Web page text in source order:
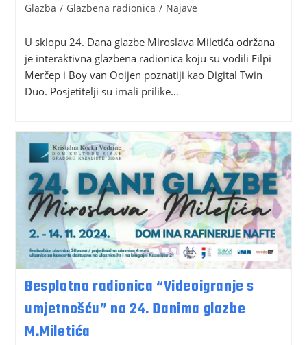
Glazba / Glazbena radionica / Najave
U sklopu 24. Dana glazbe Miroslava Miletića održana
je interaktivna glazbena radionica koju su vodili Filpi
Merčep i Boy van Ooijen poznatiji kao Digital Twin
Duo. Posjetitelji su imali prilike…
Besplatna radionica “Videoigranje s
umjetnošću” na 24. Danima glazbe
M.Miletića